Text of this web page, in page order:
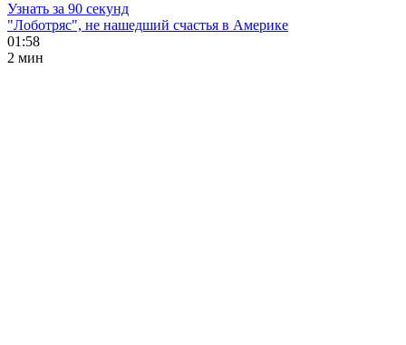
Узнать за 90 секунд
"Лоботряс", не нашедший счастья в Америке
01:58
2 мин